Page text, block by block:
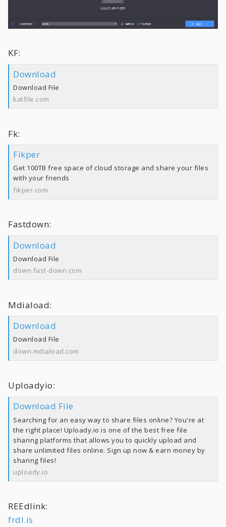
KF:
Download
Download File
katfile.com
Fk:
Fikper
Get 100TB free space of cloud storage and share your files
with your friends
fikper.com
Fastdown:
Download
Download File
down.fast-down.com
Mdiaload:
Download
Download File
down.mdiaload.com
Uploadyio:
Download File
Searching for an easy way to share files online? You're at
the right place! Uploady.io is one of the best free file
sharing platforms that allows you to quickly upload and
share unlimited files online. Sign up now & earn money by
sharing files!
uploady.io
REEdlink:
frdl.is